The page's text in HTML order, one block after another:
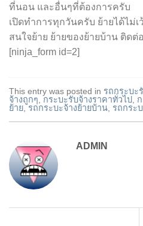
ที่นอน และอื่นๆที่ต้องการครับ
เปิดทำการทุกวันครับ ย้ายได้ไม่
สนใจย้าย ย้ายของย้ายบ้าน ติดต่
[ninja_form id=2]
This entry was posted in รถกระบะ
จ้างถูกๆ, กระบะรับจ้างราคาทั่วไป,
ย้าย,รถกระบะจ้างย้ายบ้าน, รถกระ
ADMIN